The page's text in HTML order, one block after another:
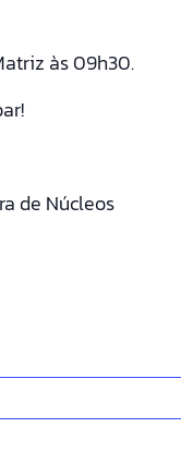
às 09h30.
de Núcleos